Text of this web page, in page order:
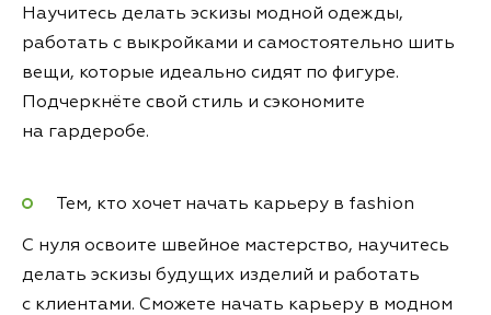
Научитесь делать эскизы модной одежды,
работать с выкройками и самостоятельно шить
вещи, которые идеально сидят по фигуре.
Подчеркнёте свой стиль и сэкономите
на гардеробе.
Тем, кто хочет начать карьеру в fashion
С нуля освоите швейное мастерство, научитесь
делать эскизы будущих изделий и работать
с клиентами. Сможете начать карьеру в модном